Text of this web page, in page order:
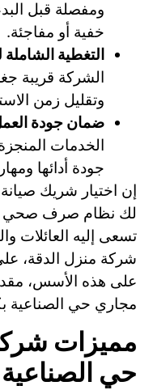
ومفصلة قبل
خفية أو مفاجئة.
التغطية
الشركة قريبة
وتقليل زمن
ضمان جودة
الخدمات
جودة أدائها
إن اختيار شريك
لك نظام صرف صحي
تسعى إليه العائلات
شركة منزل الدقة،
على هذه الأسس،
مجاري حي الصناعية
مميزات
حي الصناعية